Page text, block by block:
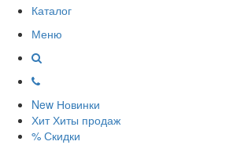
Каталог
Меню
New Новинки
Хит Хиты продаж
% Скидки